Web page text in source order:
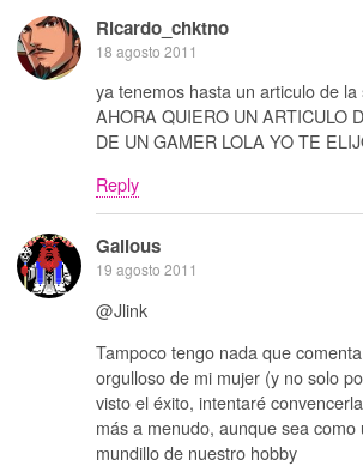
Ricardo_chktno
18 agosto 2011
ya tenemos hasta un articulo de
AHORA QUIERO UN ARTICULO
DE UN GAMER LOLA YO TE
Reply
Galious
19 agosto 2011
@Jlink
Tampoco tengo nada que
orgulloso de mi mujer (y no solo
visto el éxito, intentaré
más a menudo, aunque sea
mundillo de nuestro hobby